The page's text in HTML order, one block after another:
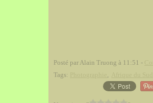
Posté par Alain Truong à 11:51 -
Tags:
,